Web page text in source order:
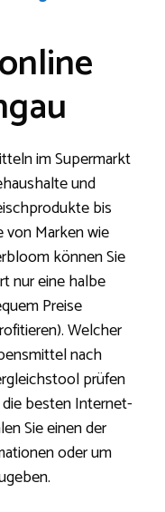
im Supermarkt
und
bis
Marken wie
können Sie
nur eine halbe
Preise
Welcher
nach
prüfen
besten Internet-
Sie einen der
oder um